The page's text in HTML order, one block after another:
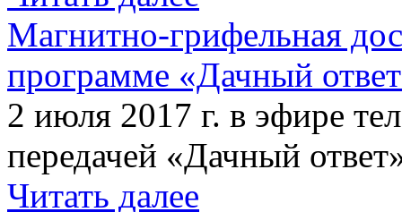
Магнитно-грифельная
программе «Дачный
2 июля 2017 г. в эфире
передачей «Дачный
Читать далее